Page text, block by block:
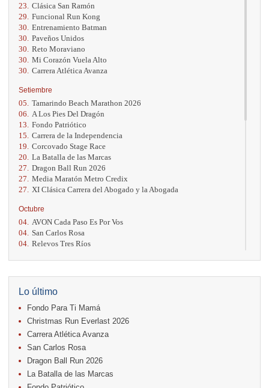
23. Clásica San Ramón
29. Funcional Run Kong
30. Entrenamiento Batman
30. Paveños Unidos
30. Reto Moraviano
30. Mi Corazón Vuela Alto
30. Carrera Atlética Avanza
Setiembre
05. Tamarindo Beach Marathon 2026
06.
A Los Pies Del Dragón
13. Fondo Patriótico
15. Carrera de la Independencia
19. Corcovado Stage Race
20. La Batalla de las Marcas
27. Dragon Ball Run 2026
27. Media Maratón Metro Credix
27.
XI Clásica Carrera del Abogado y la Abogada
Octubre
04. AVON Cada Paso Es Por Vos
04. San Carlos Rosa
04. Relevos Tres Ríos
17. Caribe Paradise Run
18.
Casa Turire Trail Run
18. Warriors Run Circuit
18. Samsung Jacó Beach Half Marathon 2026
25. KRun by Under Armour
25. Run Alajuela
Noviembre
08. Lindora Run
15. Entre Pan y Rosas
Lo último
Fondo Para Ti Mamá
Christmas Run Everlast 2026
Carrera Atlética Avanza
San Carlos Rosa
Dragon Ball Run 2026
La Batalla de las Marcas